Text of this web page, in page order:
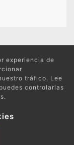
experiencia de
tráfico. Lee
controlarlas